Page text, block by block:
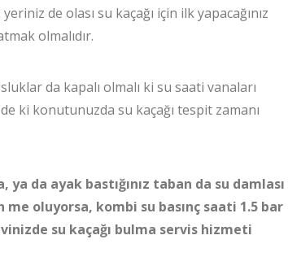
de olası su kaçağı için ilk yapacağınız
olmalıdır.
da kapalı olmalı ki su saati vanaları
ki konutunuzda su kaçağı tespit zamanı
da ayak bastığınız taban da su damlası
oluyorsa, kombi su basınç saati 1.5 bar
su kaçağı bulma servis hizmeti